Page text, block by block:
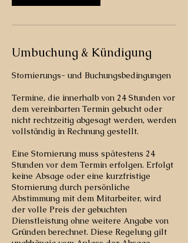
Umbuchung & Kündigung
Stornierungs- und Buchungsbedingungen
Termine, die innerhalb von 24 Stunden vor
dem vereinbarten Termin gebucht oder
nicht rechtzeitig abgesagt werden, werden
vollständig in Rechnung gestellt.
Eine Stornierung muss spätestens 24
Stunden vor dem Termin erfolgen. Erfolgt
keine Absage oder eine kurzfristige
Stornierung durch persönliche
Abstimmung mit dem Mitarbeiter, wird
der volle Preis der gebuchten
Dienstleistung ohne weitere Angabe von
Gründen berechnet. Diese Regelung gilt